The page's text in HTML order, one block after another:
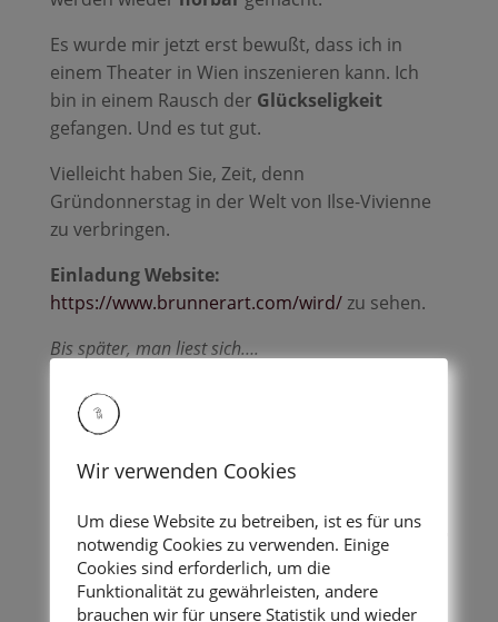
Es wurde mir jetzt erst bewußt, dass ich in
einem Theater in Wien inszenieren kann. Ich
bin in einem Rausch der Glückseligkeit
gefangen. Und es tut gut.
Vielleicht haben Sie, Zeit, denn
Gründonnerstag in der Welt von Ilse-Vivienne
zu verbringen.
Einladung Website:
https://www.brunnerart.com/wird/zu sehen.
Bis später, man liest sich….
Geschichten in jeglicher
Wir verwenden Cookies
Um diese Website zu betreiben, ist es für uns
notwendig Cookies zu verwenden. Einige
Cookies sind erforderlich, um die
Funktionalität zu gewährleisten, andere
brauchen wir für unsere Statistik und wieder